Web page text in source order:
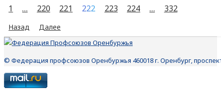
1 … 220 221 222 223 224 … 332
Назад Далее
© Федерация профсоюзов Оренбуржья 460018 г. Оренбург,